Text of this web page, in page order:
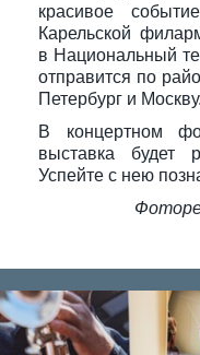
красивое
Карельской
в Национальный
отправится по
Петербург и Москву.
В концертном
выставка будет
Успейте с нею